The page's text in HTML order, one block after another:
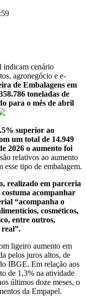
indicam cenário
agronegócio e e-
de Embalagens em
toneladas de
para o mês de abril
superior ao
um total de 14.949
2026 o aumento foi
relativos ao aumento
esse tipo de embalagem.
realizado em parceria
acompanhar
“acompanha o
cosméticos,
entre outros,
ligeiro aumento em
pelos juros altos, de
IBGE. Em relação aos
de 1,3% na atividade
últimos doze meses, o
da Empapel.